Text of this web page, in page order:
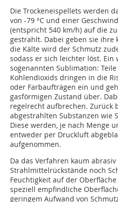
Die Trockeneispellets werden
von -79 °C und einer
(entspricht 540 km/h) auf die
gestrahlt. Dabei geben sie ihre
die Kälte wird der Schmutz
sodass er sich leichter löst.
sogenannten Sublimation:
Kohlendioxids dringen in die
oder Farbaufträgen ein und
gasförmigen Zustand über.
regelrecht aufbrechen. Zurück
abgestrahlten Substanzen wie
Diese werden, je nach Menge
entweder per Druckluft
aufgenommen.
Da das Verfahren kaum
Strahlmittelrückstände noch
Feuchtigkeit auf der
speziell empfindliche
geringem Aufwand von